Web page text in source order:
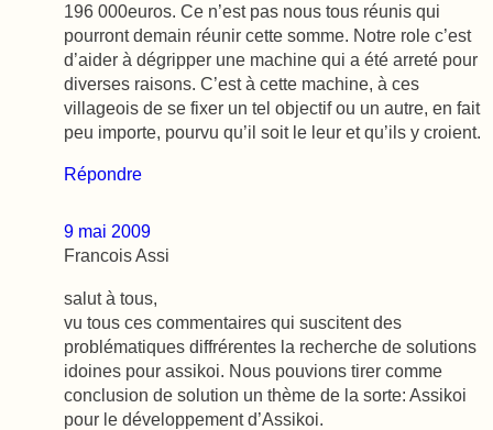
196 000euros. Ce n’est pas nous tous réunis qui
pourront demain réunir cette somme. Notre role c’est
d’aider à dégripper une machine qui a été arreté pour
diverses raisons. C’est à cette machine, à ces
villageois de se fixer un tel objectif ou un autre, en fait
peu importe, pourvu qu’il soit le leur et qu’ils y croient.
Répondre
9 mai 2009
Francois Assi
salut à tous,
vu tous ces commentaires qui suscitent des
problématiques diffrérentes la recherche de solutions
idoines pour assikoi. Nous pouvions tirer comme
conclusion de solution un thème de la sorte: Assikoi
pour le développement d’Assikoi.